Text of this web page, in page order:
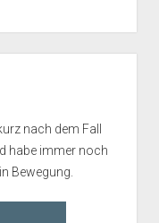
nach dem Fall
habe immer noch
Bewegung.